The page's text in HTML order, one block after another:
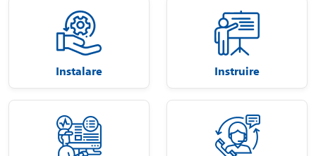
Instalare Instruire